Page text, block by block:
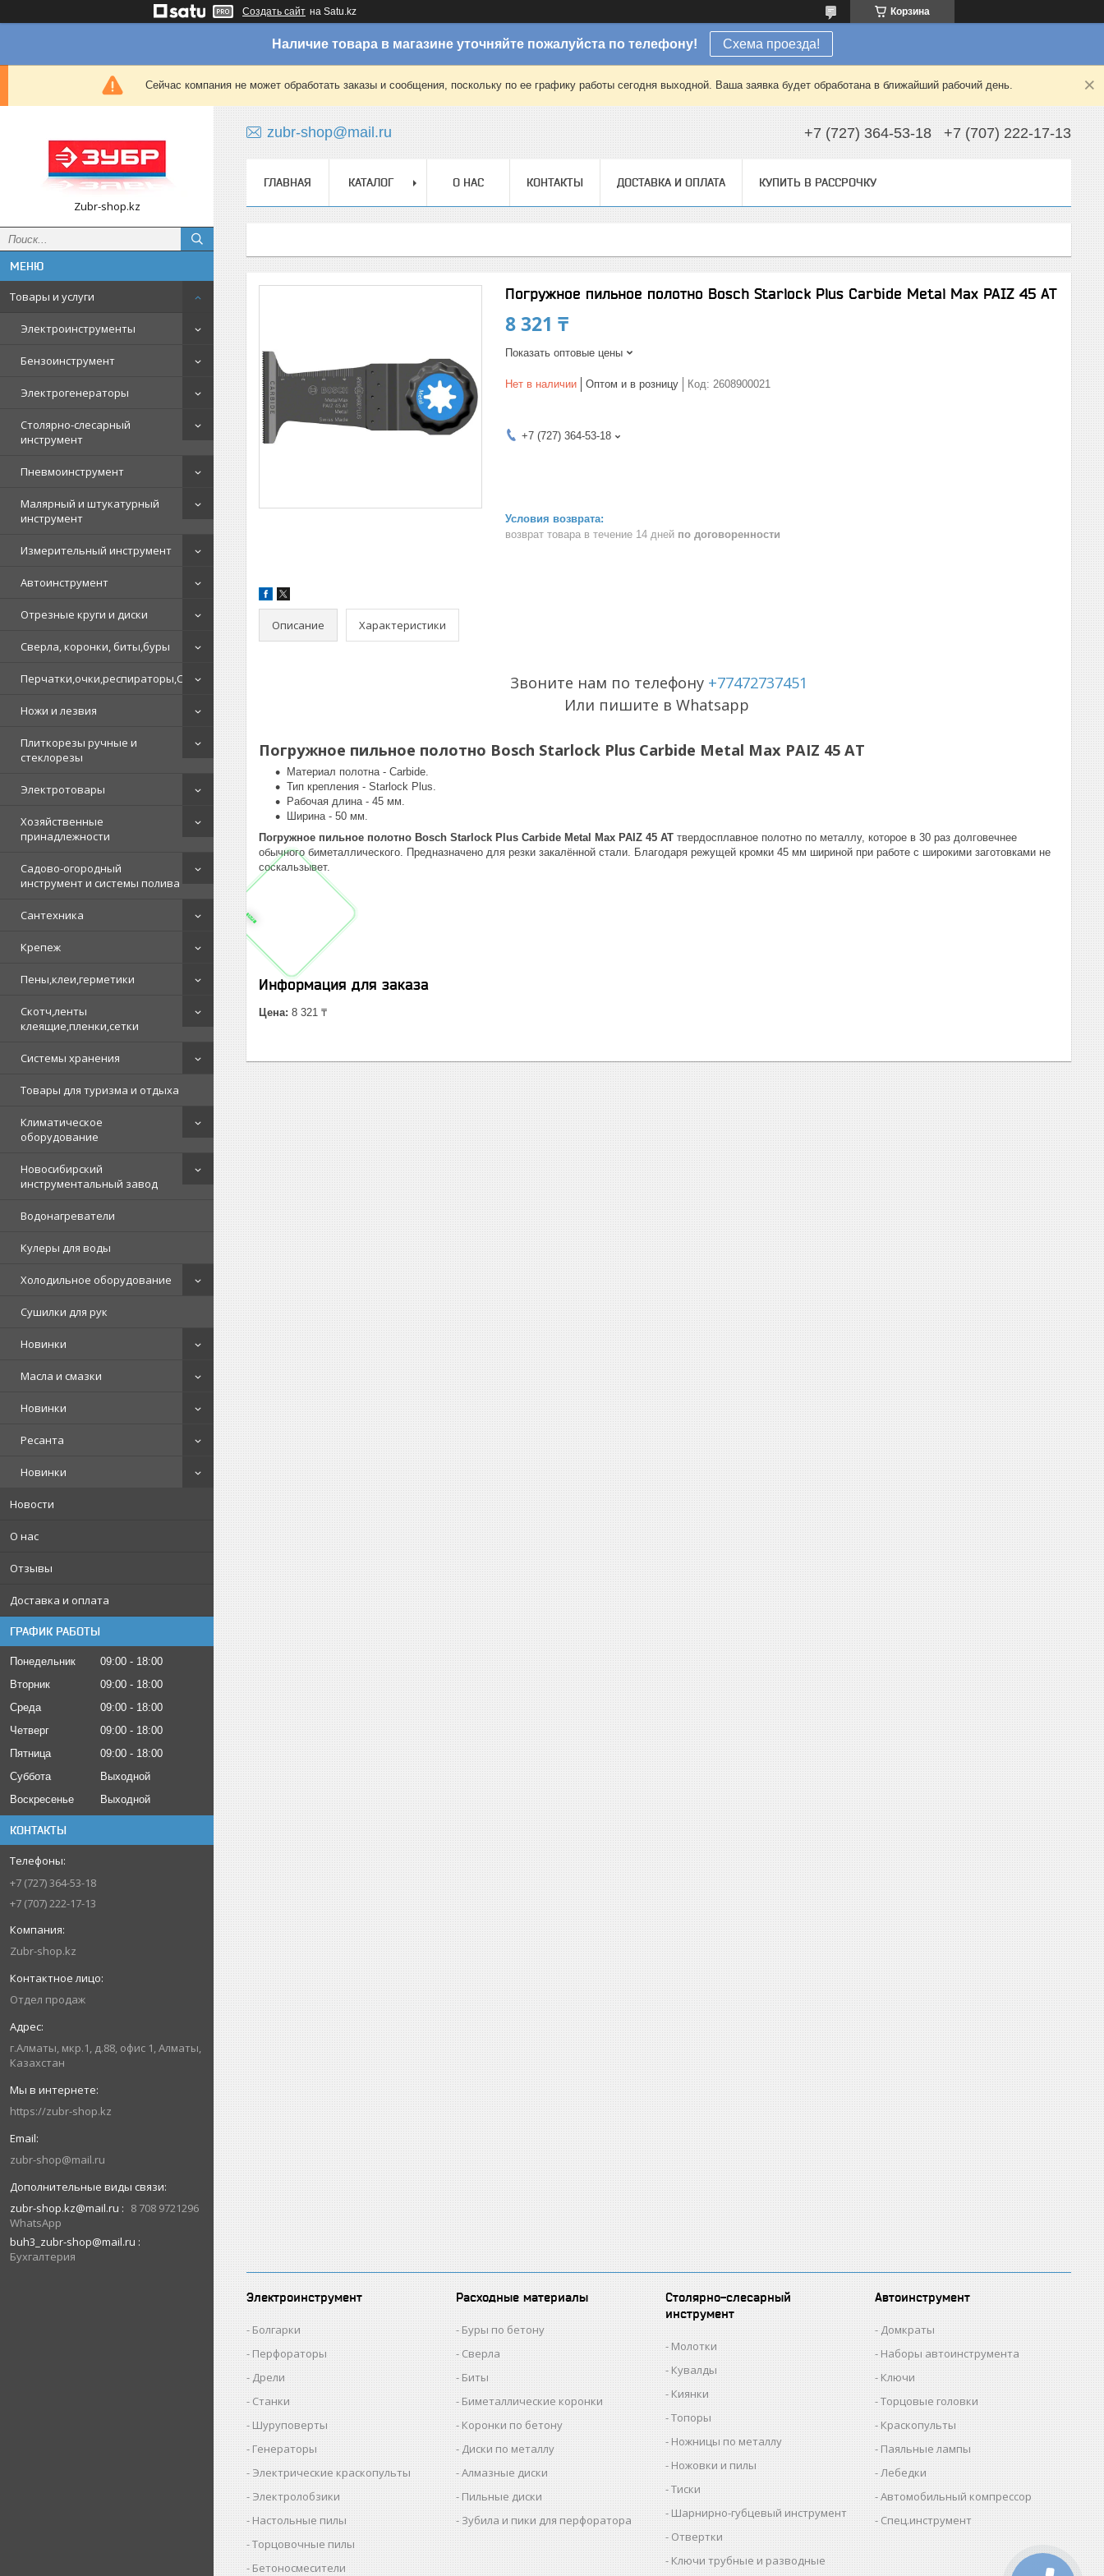
Создать сайт на Satu.kz Корзина
Наличие товара в магазине уточняйте пожалуйста по телефону! Схема проезда!
Сейчас компания не может обработать заказы и сообщения, поскольку по ее графику работы сегодня выходной. Ваша заявка будет обработана в ближайший рабочий день.
Zubr-shop.kz
Товары и услуги
Электроинструменты
Бензоинструмент
Электрогенераторы
Столярно-слесарный
инструмент
Пневмоинструмент
Малярный и штукатурный
инструмент
Измерительный инструмент
Автоинструмент
Отрезные круги и диски
Сверла, коронки, биты,буры
Перчатки,очки,респираторы,СИЗ
Ножи и лезвия
Плиткорезы ручные и
стеклорезы
Электротовары
Хозяйственные
принадлежности
Садово-огородный
инструмент и системы полива
Сантехника
Крепеж
Пены,клеи,герметики
Скотч,ленты
клеящие,пленки,сетки
Системы хранения
Товары для туризма и отдыха
Климатическое
оборудование
Новосибирский
инструментальный завод
Водонагреватели
Кулеры для воды
Холодильное оборудование
Сушилки для рук
Новинки
Масла и смазки
Новинки
Ресанта
Новинки
Новости
О нас
Отзывы
Доставка и оплата
ГРАФИК РАБОТЫ
Понедельник 09:00
18:00
Вторник
09:00
18:00
Среда
09:00
18:00
Четверг
09:00
18:00
Пятница
09:00
18:00
Суббота
Выходной
Воскресенье
Выходной
КОНТАКТЫ
+7 (727) 364-53-18
+7 (707) 222-17-13
Zubr-shop.kz
Отдел продаж
г.Алматы, мкр.1, д.88, офис 1, Алматы,
Казахстан
https://zubr-shop.kz
zubr-shop@mail.ru
zubr-shop.kz@mail.ru
8 708 9721296
WhatsApp
buh3_zubr-shop@mail.ru
Бухгалтерия
zubr-shop@mail.ru +7 (727) 364-53-18 +7 (707) 222-17-13
ГЛАВНАЯ КАТАЛОГ О НАС КОНТАКТЫ ДОСТАВКА И ОПЛАТА КУПИТЬ В РАССРОЧКУ
Погружное пильное полотно Bosch Starlock Plus Carbide Metal Max PAIZ 45 AT
8 321 ₸
Показать оптовые цены
Нет в наличии Оптом и в розницу Код: 2608900021
+7 (727) 364-53-18
возврат товара в течение 14 дней по договоренности
Описание Характеристики
Звоните нам по телефону +77472737451
Или пишите в Whatsapp
Погружное пильное полотно Bosch Starlock Plus Carbide Metal Max PAIZ 45 AT
Материал полотна - Carbide.
Тип крепления - Starlock Plus.
Рабочая длина - 45 мм.
Ширина - 50 мм.
Погружное пильное полотно Bosch Starlock Plus Carbide Metal Max PAIZ 45 AT твердосплавное полотно по металлу, которое в 30 раз долговечнее
обычного биметаллического. Предназначено для резки закалённой стали. Благодаря режущей кромки 45 мм шириной при работе с широкими заготовками не
соскальзывет.
Информация для заказа
Цена: 8 321 ₸
Электроинструмент
Болгарки
Перфораторы
Дрели
Станки
Шуруповерты
Генераторы
Электрические краскопульты
Электролобзики
Настольные пилы
Торцовочные пилы
Бетоносмесители
Расходные материалы
Буры по бетону
Сверла
Биты
Биметаллические коронки
Коронки по бетону
Диски по металлу
Алмазные диски
Пильные диски
Зубила и пики для перфоратора
Столярно-слесарный
инструмент
Молотки
Кувалды
Киянки
Топоры
Ножницы по металлу
Ножовки и пилы
Тиски
Шарнирно-губцевый инструмент
Отвертки
Ключи трубные и разводные
Автоинструмент
Домкраты
Наборы автоинструмента
Ключи
Торцовые головки
Краскопульты
Паяльные лампы
Лебедки
Автомобильный компрессор
Спец.инструмент